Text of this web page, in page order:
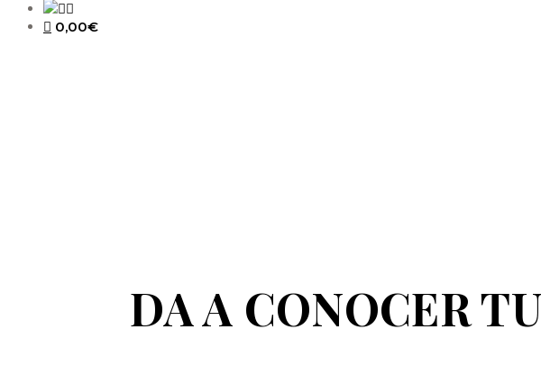
0,00€
DA A CONOCER